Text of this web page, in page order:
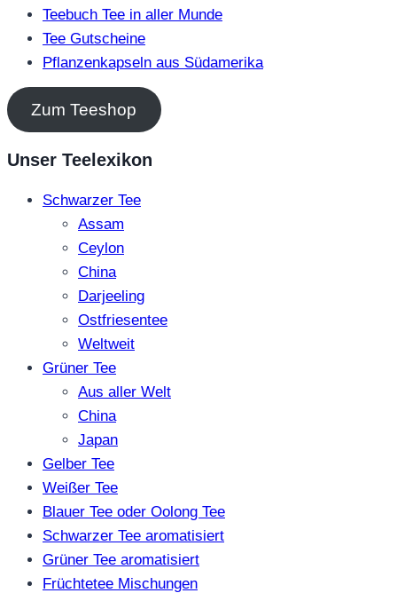
Teebuch Tee in aller Munde
Tee Gutscheine
Pflanzenkapseln aus Südamerika
Zum Teeshop
Unser Teelexikon
Schwarzer Tee
Assam
Ceylon
China
Darjeeling
Ostfriesentee
Weltweit
Grüner Tee
Aus aller Welt
China
Japan
Gelber Tee
Weißer Tee
Blauer Tee oder Oolong Tee
Schwarzer Tee aromatisiert
Grüner Tee aromatisiert
Früchtetee Mischungen